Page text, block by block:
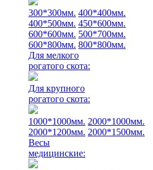
300*300мм. 400*400мм.
400*500мм. 450*600мм.
600*600мм. 500*700мм.
600*800мм. 800*800мм.
Для мелкого
рогатого скота:
Для крупного
рогатого скота:
1000*1000мм. 2000*1000мм.
2000*1200мм. 2000*1500мм.
Весы
медицинские: